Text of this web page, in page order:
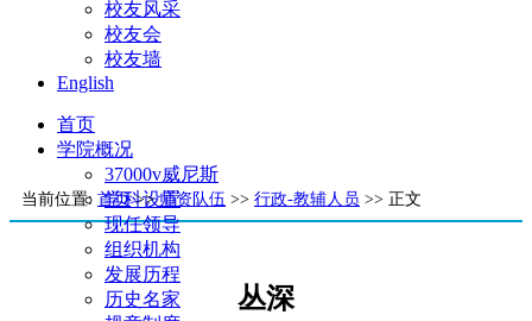
校友风采
校友会
校友墙
English
首页
学院概况
37000v威尼斯
学科设置
现任领导
组织机构
发展历程
历史名家
当前位置: 首页>>师资队伍 >> 行政-教辅人员 >> 正文
丛深